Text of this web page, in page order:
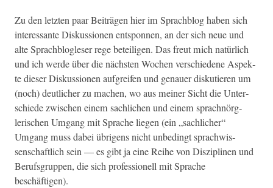
Zu den let­zten paar Beiträ­gen hier im Sprach­blog haben sich
inter­es­sante Diskus­sio­nen entspon­nen, an der sich neue und
alte Sprach­blogleser rege beteili­gen. Das freut mich natür­lich
und ich werde über die näch­sten Wochen ver­schiedene Aspek­
te dieser Diskus­sio­nen auf­greifen und genauer disku­tieren um
(noch) deut­lich­er zu machen, wo aus mein­er Sicht die Unter­
schiede zwis­chen einem sach­lichen und einem sprach­nör­g­
lerischen Umgang mit Sprache liegen (ein „sach­lich­er“
Umgang muss dabei übri­gens nicht unbe­d­ingt sprach­wis­
senschaftlich sein — es gibt ja eine Rei­he von Diszi­plinen und
Beruf­s­grup­pen, die sich pro­fes­sionell mit Sprache
beschäftigen).